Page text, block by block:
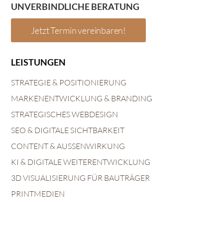
UNVERBINDLICHE BERATUNG
Jetzt Termin vereinbaren!
LEISTUNGEN
STRATEGIE & POSITIONIERUNG
MARKENENTWICKLUNG & BRANDING
STRATEGISCHES WEBDESIGN
SEO & DIGITALE SICHTBARKEIT
CONTENT & AUSSENWIRKUNG
KI & DIGITALE WEITERENTWICKLUNG
3D VISUALISIERUNG FÜR BAUTRÄGER
PRINTMEDIEN